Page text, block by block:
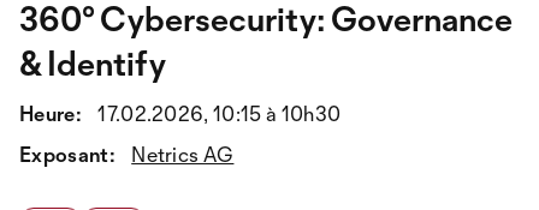
360° Cybersecurity: Governance
& Identify
Heure:
17.02.2026, 10:15 à 10h30
Exposant:
Netrics AG